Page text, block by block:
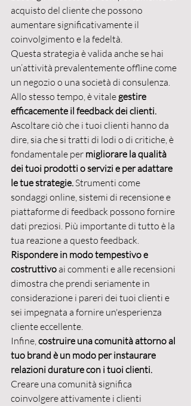
acquisto del cliente che possono
aumentare significativamente il
coinvolgimento e la fedeltà.
Questa strategia è valida anche se hai
un’attività prevalentemente offline come
un negozio o una società di consulenza.
Allo stesso tempo, è vitale gestire
efficacemente il feedback dei clienti.
Ascoltare ciò che i tuoi clienti hanno da
dire, sia che si tratti di lodi o di critiche, è
fondamentale per migliorare la qualità
dei tuoi prodotti o servizi e per adattare
le tue strategie. Strumenti come
sondaggi online, sistemi di recensione e
piattaforme di feedback possono fornire
dati preziosi. Più importante di tutto è la
tua reazione a questo feedback.
Rispondere in modo tempestivo e
costruttivo ai commenti e alle recensioni
dimostra che prendi seriamente in
considerazione i pareri dei tuoi clienti e
sei impegnata a fornire un'esperienza
cliente eccellente.
Infine, costruire una comunità attorno al
tuo brand è un modo per instaurare
relazioni durature con i tuoi clienti.
Creare una comunità significa
coinvolgere attivamente i clienti